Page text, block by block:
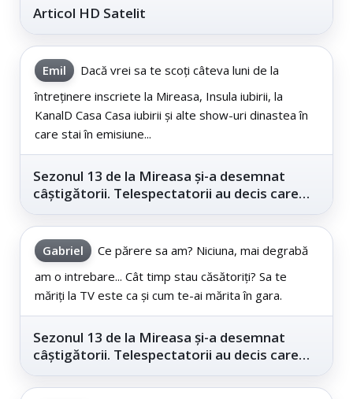
Articol HD Satelit
Emil
Dacă vrei sa te scoți câteva luni de la
întreținere inscriete la Mireasa, Insula iubirii, la
KanalD Casa Casa iubirii și alte show-uri dinastea în
care stai în emisiune...
Sezonul 13 de la Mireasa și-a desemnat
câștigătorii. Telespectatorii au decis care
Gabriel
Ce părere sa am? Niciuna, mai degrabă
am o intrebare... Cât timp stau căsătoriți? Sa te
măriți la TV este ca și cum te-ai mărita în gara.
Sezonul 13 de la Mireasa și-a desemnat
câștigătorii. Telespectatorii au decis care